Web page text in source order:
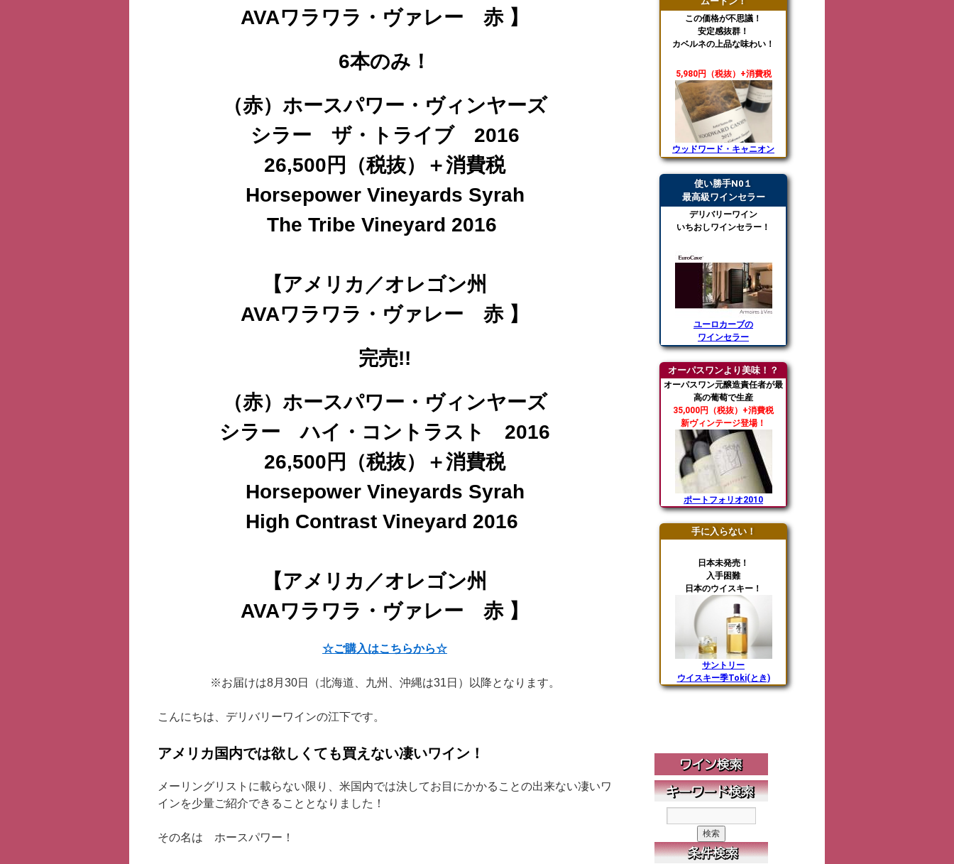
AVAワラワラ・ヴァレー 赤 】
6本のみ！
（赤）ホースパワー・ヴィンヤーズ
シラー ザ・トライブ 2016
26,500円（税抜）＋消費税
Horsepower Vineyards Syrah
The Tribe Vineyard 2016
【アメリカ／オレゴン州
AVAワラワラ・ヴァレー 赤 】
完売!!
（赤）ホースパワー・ヴィンヤーズ
シラー ハイ・コントラスト 2016
26,500円（税抜）＋消費税
Horsepower Vineyards Syrah
High Contrast Vineyard 2016
【アメリカ／オレゴン州
AVAワラワラ・ヴァレー 赤 】
☆ご購入はこちらから☆
※お届けは8月30日（北海道、九州、沖縄は31日）以降となります。
こんにちは、デリバリーワインの江下です。
アメリカ国内では欲しくても買えない凄いワイン！
メーリングリストに載らない限り、米国内では決してお目にかかることの出来ない凄いワ
インを少量ご紹介できることとなりました！
その名は ホースパワー！